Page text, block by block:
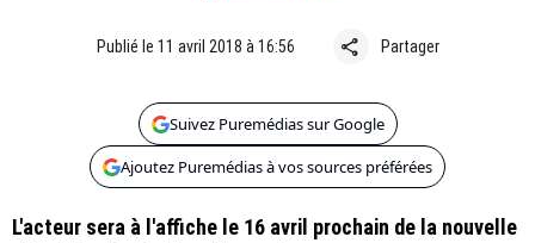
Publié le 11 avril 2018 à 16:56 share Partager
Suivez Puremédias sur Google
Ajoutez Puremédias à vos sources préférées
L'acteur sera à l'affiche le 16 avril prochain de la nouvelle